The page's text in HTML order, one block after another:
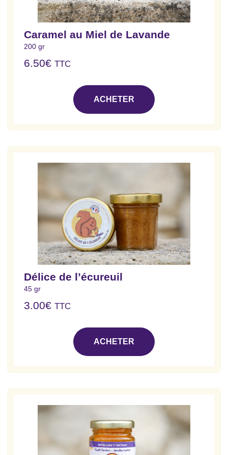
Caramel au Miel de Lavande
200 gr
6.50€ TTC
ACHETER
Délice de l’écureuil
45 gr
3.00€ TTC
ACHETER